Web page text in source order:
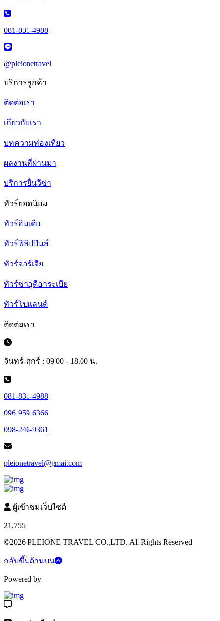
081-831-4988
@pleionetravel
บริการลูกค้า
ติดต่อเรา
เกี่ยวกับเรา
บทความท่องเที่ยว
ผลงานที่ผ่านมา
บริการยื่นวีซ่า
ทัวร์ยอดนิยม
ทัวร์อินเดีย
ทัวร์ฟิลิปปินส์
ทัวร์จอร์เจีย
ทัวร์ซาอุดีอาระเบีย
ทัวร์โปแลนด์
ติดต่อเรา
จันทร์-ศุกร์ : 09.00 - 18.00 น.
081-831-4988
096-959-6366
098-246-9361
pleionetravel@gmai.com
ผู้เข้าชมเว็บไซต์
21,755
©2026 PLEIONE TRAVEL CO.,LTD. All Rights Reserved.
กลับขึ้นด้านบน
Powered by